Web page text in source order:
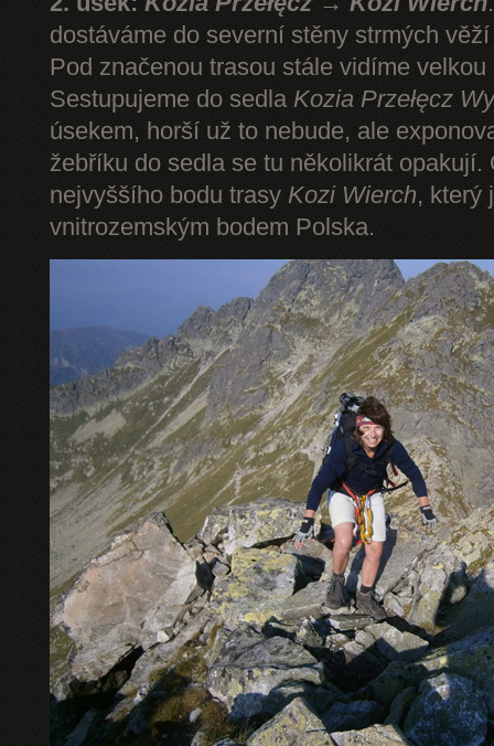
dostáváme do severní stěny strmých
Pod značenou trasou stále vidíme
Sestupujeme do sedla Kozia Przełęcz
úsekem, horší už to nebude, ale
žebříku do sedla se tu několikrát opakují.
nejvyššího bodu trasy Kozi Wierch, který
vnitrozemským bodem Polska.